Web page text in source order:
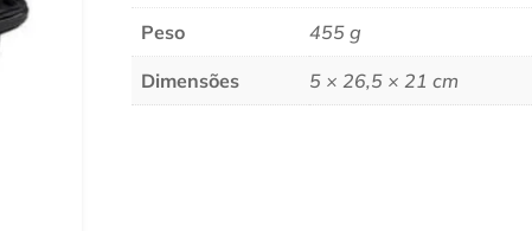
Peso 455 g
Dimensões 5 × 26,5 × 21 cm